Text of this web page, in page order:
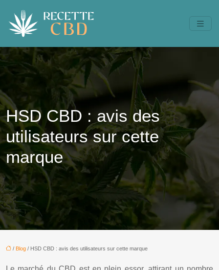
HSD CBD : avis des
utilisateurs sur cette
marque
/ Blog / HSD CBD : avis des utilisateurs sur cette marque